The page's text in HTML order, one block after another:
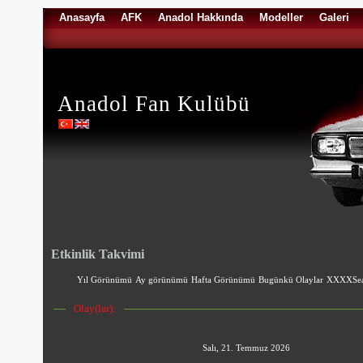
Anasayfa AFK Anadol Hakkında Modeller Galeri
Anadol Fan Kulübü
Etkinlik Takvimi
Yıl Görünümü Ay görünümü Hafta Görünümü Bugünkü Olaylar
Olay(lar):
Salı, 21. Temmuz 2026